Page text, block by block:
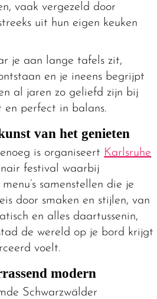
vaak vergezeld door
uit hun eigen keuken
je aan lange tafels zit,
en je ineens begrijpt
al jaren zo geliefd zijn bij
en perfect in balans.
van het genieten
is organiseert Karlsruhe
festival waarbij
samenstellen die je
door smaken en stijlen, van
en alles daartussenin,
de wereld op je bord krijgt
voelt.
modern
Schwarzwälder